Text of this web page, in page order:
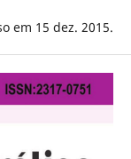
em 15 dez. 2015.